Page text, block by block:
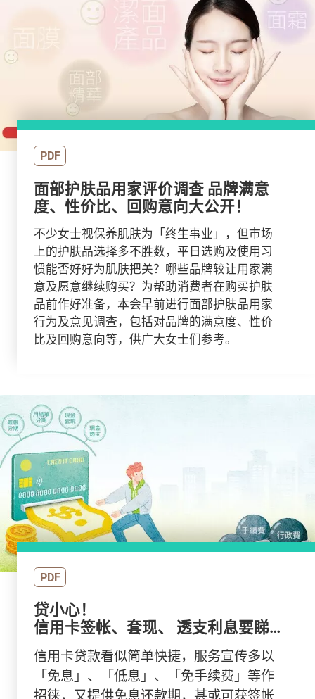
PDF
面部护肤品用家评价调查 品牌满意
度、性价比、回购意向大公开！
不少女士视保养肌肤为「终生事业」，但市场
上的护肤品选择多不胜数，平日选购及使用习
惯能否好好为肌肤把关？哪些品牌较让用家满
意及愿意继续购买？为帮助消费者在购买护肤
品前作好准备，本会早前进行面部护肤品用家
行为及意见调查，包括对品牌的满意度、性价
比及回购意向等，供广大女士们参考。
PDF
贷小心！
信用卡签帐、套现、 透支利息要睇
真
信用卡贷款看似简单快捷，服务宣传多以
「免息」、「低息」、「免手续费」等作
招徕，又提供免息还款期，甚或可获签帐